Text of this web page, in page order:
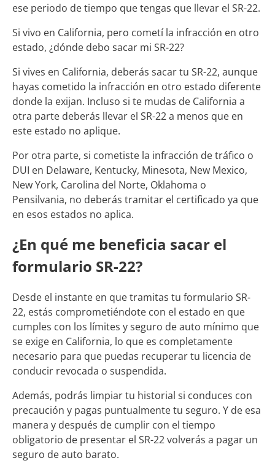
ese periodo de tiempo que tengas que llevar el SR-22.
Si vivo en California, pero cometí la infracción en otro
estado, ¿dónde debo sacar mi SR-22?
Si vives en California, deberás sacar tu SR-22, aunque
hayas cometido la infracción en otro estado diferente
donde la exijan. Incluso si te mudas de California a
otra parte deberás llevar el SR-22 a menos que en
este estado no aplique.
Por otra parte, si cometiste la infracción de tráfico o
DUI en Delaware, Kentucky, Minesota, New Mexico,
New York, Carolina del Norte, Oklahoma o
Pensilvania, no deberás tramitar el certificado ya que
en esos estados no aplica.
¿En qué me beneficia sacar el
formulario SR-22?
Desde el instante en que tramitas tu formulario SR-
22, estás comprometiéndote con el estado en que
cumples con los límites y seguro de auto mínimo que
se exige en California, lo que es completamente
necesario para que puedas recuperar tu licencia de
conducir revocada o suspendida.
Además, podrás limpiar tu historial si conduces con
precaución y pagas puntualmente tu seguro. Y de esa
manera y después de cumplir con el tiempo
obligatorio de presentar el SR-22 volverás a pagar un
seguro de auto barato.